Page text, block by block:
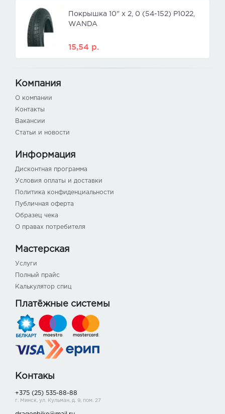
Покрышка 10" x 2, 0 (54-152) Р1022,
WANDA
15,54 р.
Компания
О компании
Контакты
Вакансии
Статьи и новости
Информация
Дисконтная программа
Условия оплаты и доставки
Политика конфиденциальности
Публичная оферта
Образец чека
О правах потребителя
Мастерская
Услуги
Полный прайс
Калькулятор спиц
Платёжные системы
Контакы
+375 (25) 535-88-88
г. Минск, ул. Кульман, д. 9, пом. 27